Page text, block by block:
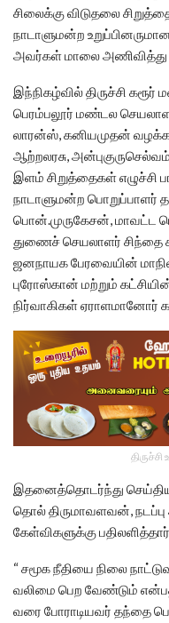
சிலைக்கு விடுதலை
நாடாளுமன்ற
அவர்கள் மாலை அணிவித்து
இந்நிகழ்வில் திருச்சி
பெரம்பலூர் மண்டல
லாரன்ஸ், கனியமுதன்
ஆற்றலரசு,
இளம் சிறுத்தைகள் எழுச்சி
நாடாளுமன்ற பொறுப்பாளர்
பொன்.முருகேசன், மாவட்ட
துணைச் செயலாளர் சிந்தை
ஜனநாயக பேரவையின்
புரோஸ்கான் மற்றும்
நிர்வாகிகள்
திருச்சி
இதனைத்தொடர்ந்து
தொல் திருமாவளவன், நடப்பு
கேள்விகளுக்கு
“ சமூக நீதியை நிலை
வலிமை பெற வேண்டும்
வரை போராடியவர் தந்தை